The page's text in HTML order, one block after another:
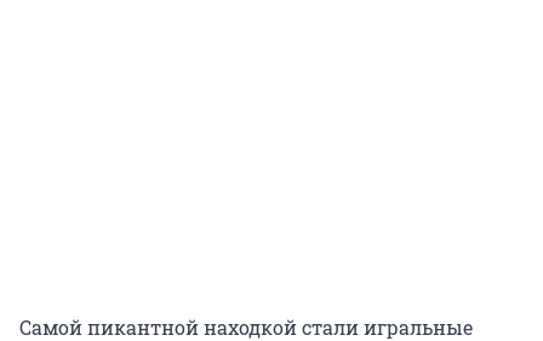
Самой пикантной находкой стали игральные